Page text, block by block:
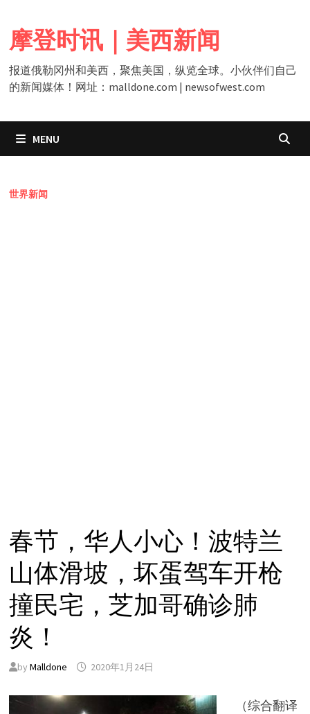
content
摩登时讯｜美西新闻
报道俄勒冈州和美西，聚焦美国，纵览全球。小伙伴们自己
的新闻媒体！网址：malldone.com | newsofwest.com
MENU
世界新闻
春节，华人小心！波特兰
山体滑坡，坏蛋驾车开枪
撞民宅，芝加哥确诊肺
炎！
by Malldone 2020年1月24日
（综合翻译